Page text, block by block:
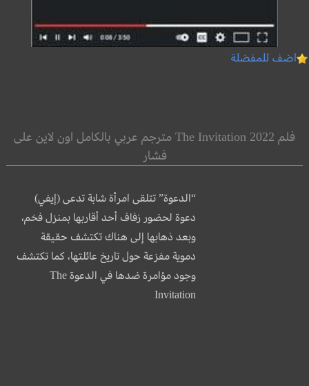
اضف للمفضلة
فلم The Invitation 2022 مترجم عربي بالكامل اون لاين على
فشار
“الدعوة” تتلقى امرأة شابة تدعى (إيفي)
دعوة لحضور زفاف أحد أقاربها بمنزل فخم،
وبعد ذهابها إلى هناك تكتشف حقيقة
دموية مفزعة حول تاريخ عائلتها، كما تكتشف
وجود مؤامرة ضدها في الدعوة The
Invitation